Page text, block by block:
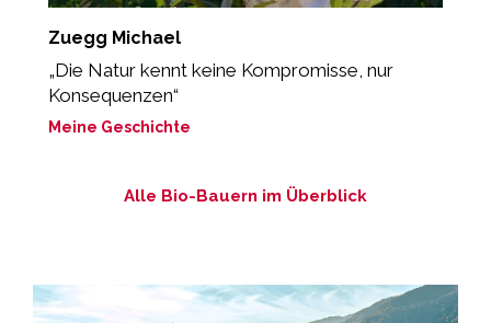
Zuegg Michael
„Die Natur kennt keine Kompromisse, nur
Konsequenzen“
Meine Geschichte
Alle Bio-Bauern im Überblick